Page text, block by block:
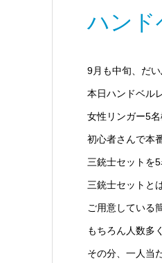
ハンド
9月も中旬、だ
本日ハンドベル
女性リンガー5名
初心者さんで本
三銃士セットを
三銃士セットと
ご用意している
もちろん人数多
その分、一人当